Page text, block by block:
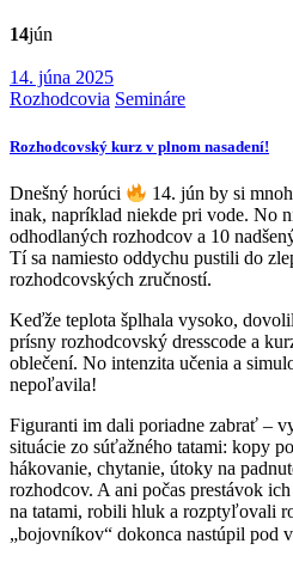
14jún
14. júna 2025
Rozhodcovia Semináre
Rozhodcovský kurz v plnom nasadení!
Dnešný horúci
14. jún by si
inak, napríklad niekde pri vode. No
odhodlaných rozhodcov a 10
Tí sa namiesto oddychu pustili do
rozhodcovských zručností.
Keďže teplota šplhala vysoko,
prísny rozhodcovský dresscode a
oblečení. No intenzita učenia a
nepoľavila!
Figuranti im dali poriadne zabrať –
situácie zo súťažného tatami: kopy
hákovanie, chytanie, útoky na
rozhodcov. A ani počas prestávok
na tatami, robili hluk a rozptyľovali
„bojovníkov“ dokonca nastúpil pod